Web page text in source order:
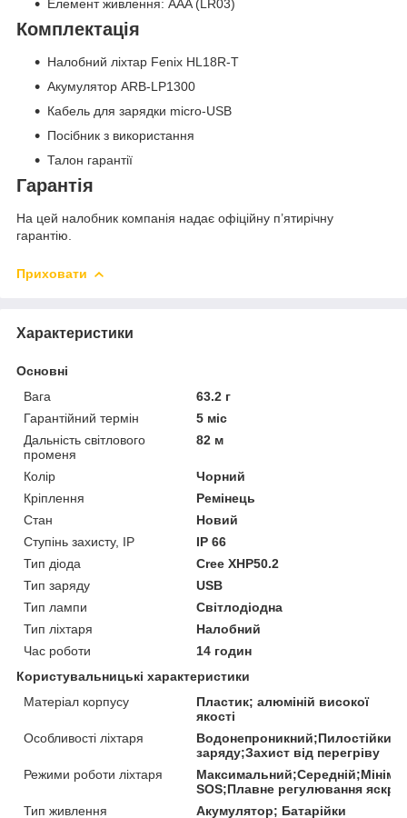
Елемент живлення: AAA (LR03)
Комплектація
Налобний ліхтар Fenix HL18R-T
Акумулятор ARB-LP1300
Кабель для зарядки micro-USB
Посібник з використання
Талон гарантії
Гарантія
На цей налобник компанія надає офіційну п’ятирічну
гарантію.
Приховати
Характеристики
Основні
Вага
63.2 г
Гарантійний термін
5 міс
Дальність світлового
променя
82 м
Колір
Чорний
Кріплення
Ремінець
Стан
Новий
Ступінь захисту, IP
IP 66
Тип діода
Cree XHP50.2
Тип заряду
USB
Тип лампи
Світлодіодна
Тип ліхтаря
Налобний
Час роботи
14 годин
Користувальницькі характеристики
Матеріал корпусу
Пластик; алюміній високої
якості
Особливості ліхтаря
заряду;Захист від перегріву
Режими роботи ліхтаря
SOS;Плавне регулювання
Тип живлення
Акумулятор; Батарійки